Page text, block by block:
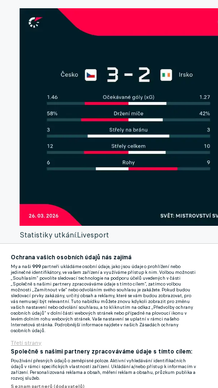
Statistiky utkání.Livesport
Útočníci tedy měli specifické úkoly?
"Dnes tam byli na špinavou práci. Měli irskou obranu trochu
rozbít, ale ne vždy se nám to dařilo. Lidé si představují, že
všechno vykombinujeme jako Španělé, ale to my neumíme."
Jak moc pomohl Tomáš Souček k obratu a nebylo chybou, že
nehrál od začátku?
"Jednoznačně nám pomohl... Vysvětlím své myšlenkové
pochody. Chtěli jsme být lepší na míči a Vláďa Darida má
schopnosti dobře zakládat výstavbu hry a vůbec mě dneska
Ochrana vašich osobních údajů nás zajímá
My a naši999 partneři ukládáme osobní údaje, jako jsou údaje o prohlížení nebo
jedinečné identifikátory, ve vašem zařízení a využíváme přístup k nim. Volbou možnosti
„Souhlasím“ povolíte sledovací technologie na podporu účelů uvedených v části
„Společně s našimi partnery zpracováváme údaje s tímto cílem“, zatímco volbou
možnosti „Zamítnout vše“ nebo odvoláním svého souhlasu je zakážete. Pokud budou
sledovací prvky zakázány, určitý obsah a reklamy, které se vám budou zobrazovat, pro
vás nemusejí být relevantní. Tuto nabídku můžete znovu kdykoli zobrazit pro změnu
vašich nastavení nebo odvolání souhlasu, a to kliknutím na odkaz „Předvolby ochrany
osobních údajů“ v dolní části webových stránek nebo případně na plovoucí ikonu v
levém dolním rohu webových stránek. Vaše nastavení se uplatní v rámci našeho
Internetová stránka. Podrobnější informace najdete v našich Zásadách ochrany
osobních údajů.
Třetí strany
Společně s našimi partnery zpracováváme údaje s tímto cílem:
Používání přesných údajů o zeměpisné poloze. Aktivní vyhledávání identifikačních
údajů v rámci specifických vlastností zařízení. Ukládání a/nebo přístup k informacím v
zařízení. Personalizovaná reklama a obsah, měření reklam a obsahu, průzkum publika a
rozvoj služeb.
Seznam partnerů (dodavatelů)